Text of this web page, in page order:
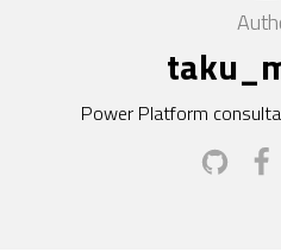
Power Platform